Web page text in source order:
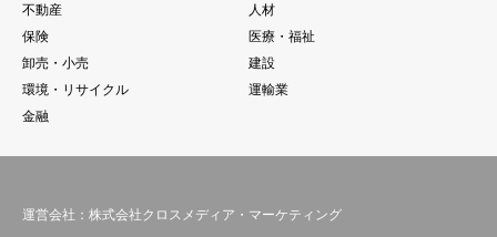
不動産
人材
保険
医療・福祉
卸売・小売
建設
環境・リサイクル
運輸業
金融
運営会社：株式会社クロスメディア・マーケティング